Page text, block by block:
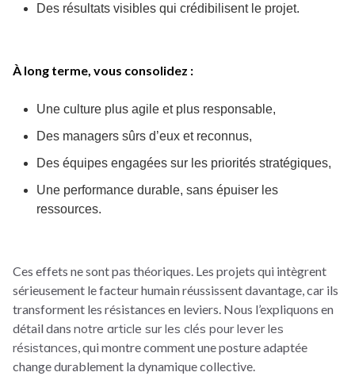
Des résultats visibles qui crédibilisent le projet.
À long terme, vous consolidez :
Une culture plus agile et plus responsable,
Des managers sûrs d’eux et reconnus,
Des équipes engagées sur les priorités stratégiques,
Une performance durable, sans épuiser les
ressources.
Ces effets ne sont pas théoriques. Les projets qui intègrent
sérieusement le facteur humain réussissent davantage, car ils
transforment les résistances en leviers. Nous l’expliquons en
détail dans notre article sur les clés pour lever les
résistances, qui montre comment une posture adaptée
change durablement la dynamique collective.